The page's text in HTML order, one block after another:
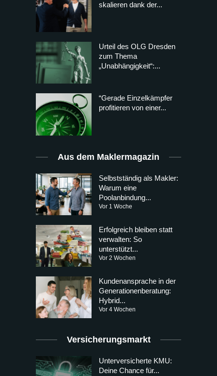
skalieren dank der...
Urteil des OLG Dresden
zum Thema
„Unabhängigkeit“:...
“Gerade Einzelkämpfer
profitieren von einer...
Aus dem Maklermagazin
Selbstständig als Makler:
Warum eine
Poolanbindung...
Vor 1 Woche
Erfolgreich bleiben statt
verwalten: So
unterstützt...
Vor 2 Wochen
Kundenansprache in der
Generationenberatung:
Hybrid...
Vor 4 Wochen
Versicherungsmarkt
Unterversicherte KMU:
Deine Chance für...